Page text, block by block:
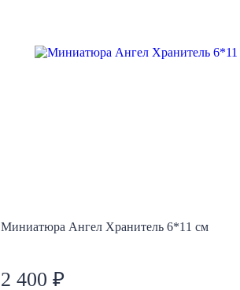
Миниатюра Ангел Хранитель 6*11 см
2 400 ₽